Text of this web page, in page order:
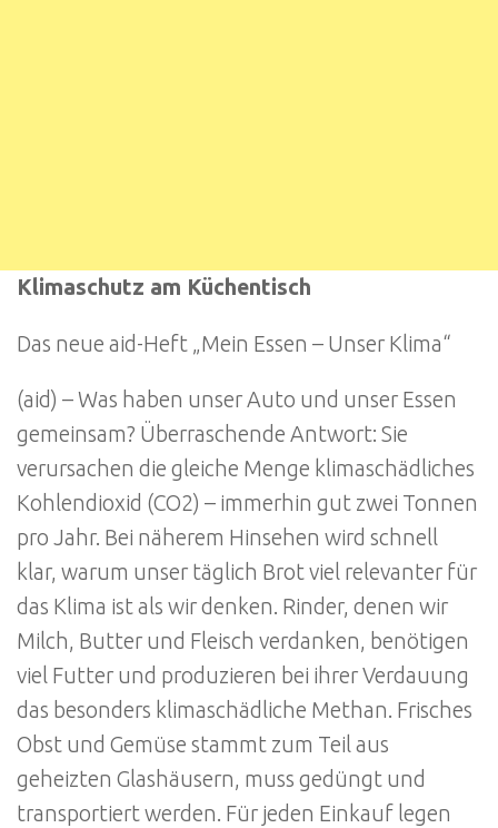
Klimaschutz am Küchentisch
Das neue aid-Heft „Mein Essen – Unser Klima“
(aid) – Was haben unser Auto und unser Essen
gemeinsam? Überraschende Antwort: Sie
verursachen die gleiche Menge klimaschädliches
Kohlendioxid (CO2) – immerhin gut zwei Tonnen
pro Jahr. Bei näherem Hinsehen wird schnell
klar, warum unser täglich Brot viel relevanter für
das Klima ist als wir denken. Rinder, denen wir
Milch, Butter und Fleisch verdanken, benötigen
viel Futter und produzieren bei ihrer Verdauung
das besonders klimaschädliche Methan. Frisches
Obst und Gemüse stammt zum Teil aus
geheizten Glashäusern, muss gedüngt und
transportiert werden. Für jeden Einkauf legen